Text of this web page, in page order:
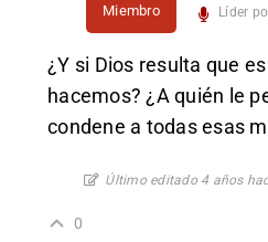
Miembro Líder
¿Y si Dios resulta que
hacemos? ¿A quién le
condene a todas esas
Último editado 4 años
0